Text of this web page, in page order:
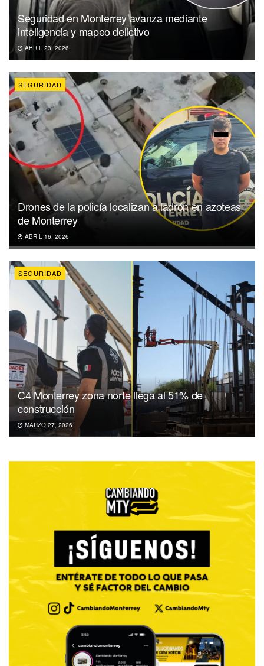
Seguridad en Monterrey avanza mediante
inteligencia y mapeo delictivo
ABRIL 23, 2026
SEGURIDAD
Drones de la policía localizan a ladrón en azoteas
de Monterrey
ABRIL 16, 2026
SEGURIDAD
C4 Monterrey zona norte llega al 51% de
construcción
MARZO 27, 2026